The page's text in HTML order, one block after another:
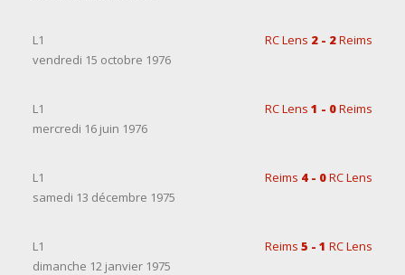
L1 RC Lens 2 - 2Reims
vendredi 15 octobre 1976
L1 RC Lens 1 - 0Reims
mercredi 16 juin 1976
L1 Reims 4 - 0RC Lens
samedi 13 décembre 1975
L1 Reims 5 - 1 RC Lens
dimanche 12 janvier 1975